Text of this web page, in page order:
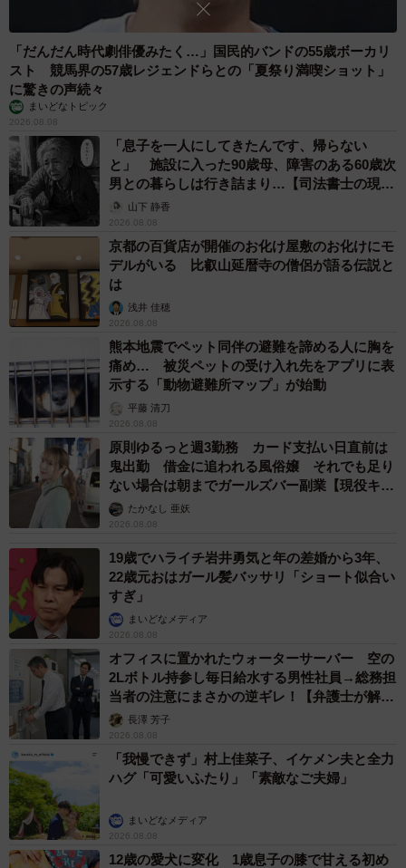
「だんだん時代劇俳優みたく…」国民的バンドの55歳ボーカリ
スト 競馬界の57歳レジェンドらとの「夏祭り満喫ショット」
に驚きの声続々
まいどなトピック
2026.08.08
「息子を一人にしてきたんです、帰らない
と」 施設に入った90歳母、障害のある60歳次
男との暮らしは行き詰まり…【司法書士の現場
から】山下 静香
2026.08.08
京都の百貨店が開催のお化け屋敷のお化けにモ
デルがいる 比叡山延暦寺の僧侶が語る伝説と
は
浅井 佳穂
2026.08.08
熊本地震でペット同伴の避難を諦める人に胸を
痛め… 被災ペットの受け入れ先をアプリに表
示する「動物避難所マップ」が始動
平藤 清刀
2026.08.08
原則ゆるっと週3勤務 カード支払い日直前は
鬼出勤 借金に追われる風俗嬢 それでも足り
ない場合は朝までガールズバー副業【現役キャ
ストに取材】
たかなし 亜妖
2026.08.08
19歳でハライチ岩井勇気と年の差婚から3年、
22歳元おはガール髪バッサリ「ショート似合い
すぎ」
まいどなメディア
2026.08.08
オフィスに置かれたウォーターサーバー 空の
2Lボトル持参し毎日給水する男性社員→総務担
当者の注意にまさかの逆ギレ！【弁護士が解
説】長澤 芳子
2026.08.08
「我慢できず」村上佳菜子、イケメン夫と全力
ハグ「可愛いふたり」「素敵なご夫婦」
まいどなメディア
2026.08.08
12歳の愛犬に変化 1歳息子の膝で甘える初め